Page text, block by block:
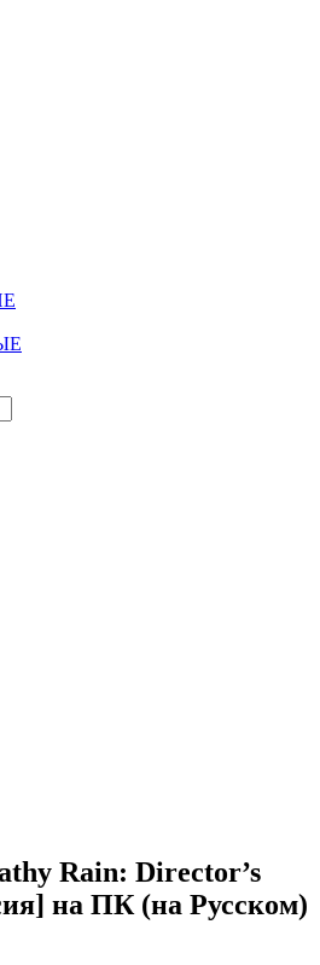
Rain: Director’s
на ПК (на Русском)